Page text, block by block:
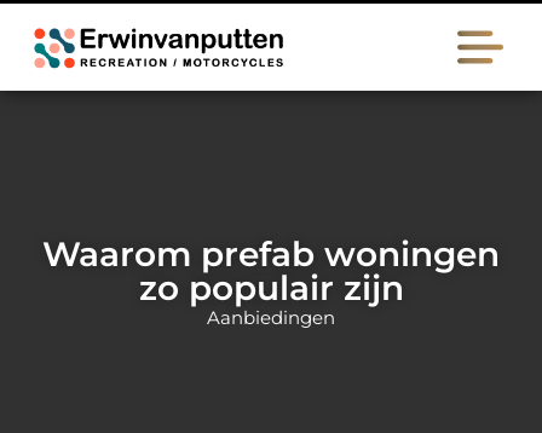
Waarom prefab woningen
zo populair zijn
Aanbiedingen